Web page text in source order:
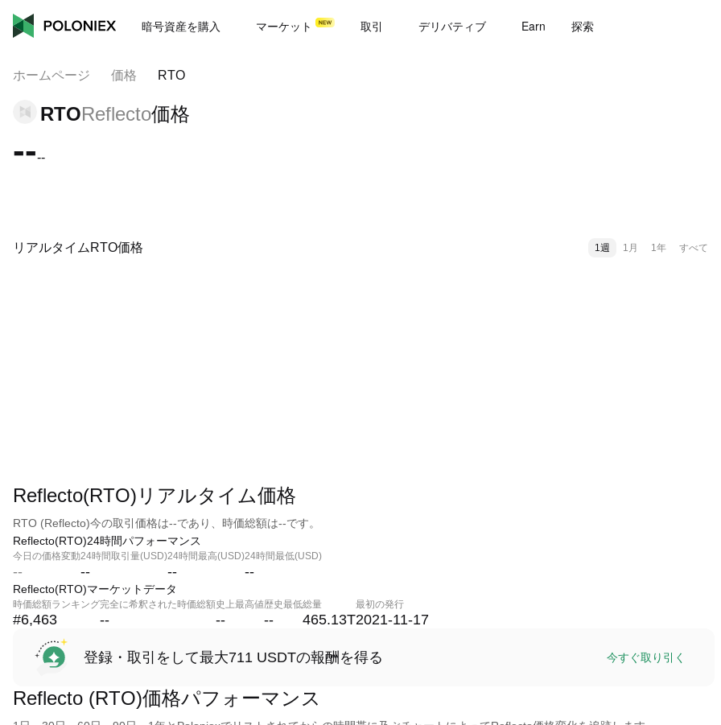
暗号資産を購入 マーケット 取引 デリバティブ Earn 探索
ホームページ 価格 RTO
RTOReflecto価格
----
リアルタイムRTO価格 1週 1月 1年 すべて
Reflecto(RTO)リアルタイム価格
RTO (Reflecto)今の取引価格は--であり、時価総額は--です。
Reflecto(RTO)24時間パフォーマンス
今日の価格変動
--
24時間取引量(USD)
--
24時間最高(USD)
--
24時間最低(USD)
--
Reflecto(RTO)マーケットデータ
時価総額ランキング
#6,463
完全に希釈された時価総額
--
史上最高値
--
歴史最低
--
総量
465.13T
最初の発行
2021-11-17
登録・取引をして最大711 USDTの報酬を得る 今すぐ取り引く
Reflecto (RTO)価格パフォーマンス